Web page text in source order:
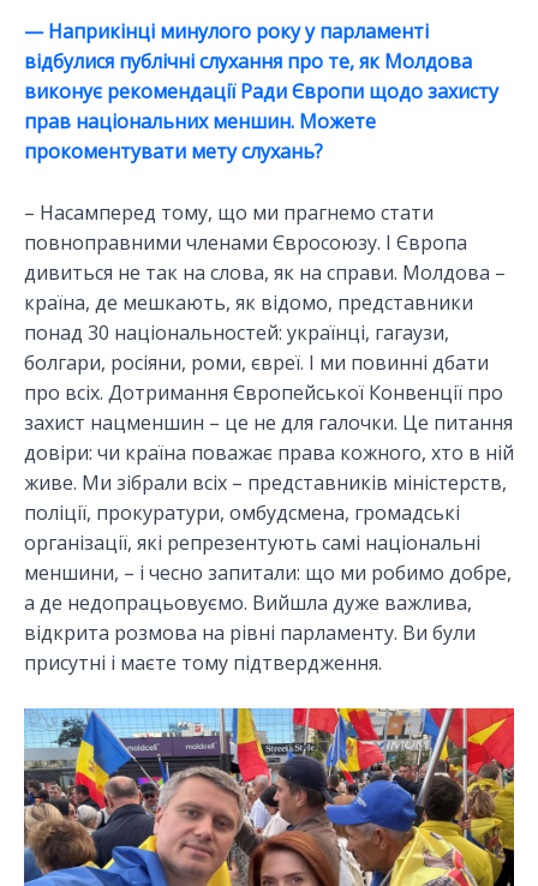
— Наприкінці минулого року у парламенті
відбулися публічні слухання про те, як Молдова
виконує рекомендації Ради Європи щодо захисту
прав національних меншин. Можете
прокоментувати мету слухань?
– Насамперед тому, що ми прагнемо стати
повноправними членами Євросоюзу. І Європа
дивиться не так на слова, як на справи. Молдова –
країна, де мешкають, як відомо, представники
понад 30 національностей: українці, гагаузи,
болгари, росіяни, роми, євреї. І ми повинні дбати
про всіх. Дотримання Європейської Конвенції про
захист нацменшин – це не для галочки. Це питання
довіри: чи країна поважає права кожного, хто в ній
живе. Ми зібрали всіх – представників міністерств,
поліції, прокуратури, омбудсмена, громадські
організації, які репрезентують самі національні
меншини, – і чесно запитали: що ми робимо добре,
а де недопрацьовуємо. Вийшла дуже важлива,
відкрита розмова на рівні парламенту. Ви були
присутні і маєте тому підтвердження.